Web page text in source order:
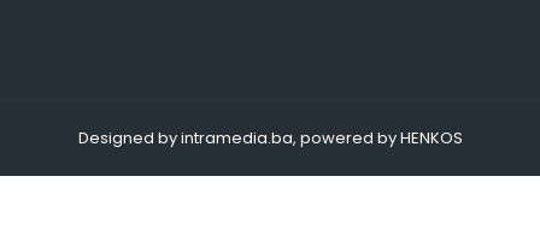
Designed by intramedia.ba, powered by HENKOS